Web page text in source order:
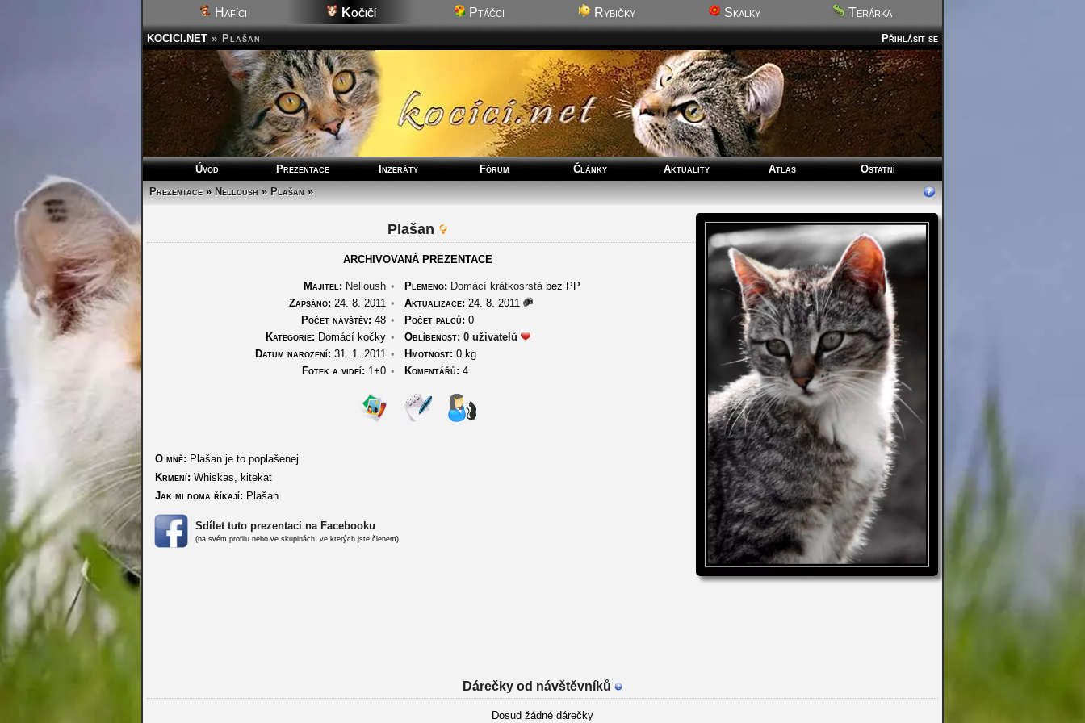
Hafíci Kočičí Ptáčci Rybičky Skalky Terárka
Přihlásit se
KOCICI.NET » Plašan
Úvod Prezentace Inzeráty Fórum Články Aktuality Atlas
Ostatní
Prezentace»Nelloush»Plašan»
Plašan
ARCHIVOVANÁ PREZENTACE
Majitel: Nelloush • Plemeno: Domácí krátkosrstábez PP
Zapsáno: 24. 8. 2011 • Aktualizace: 24. 8. 2011
Počet návštěv: 48 • Počet palců: 0
Kategorie: Domácí kočky • Oblíbenost: 0 uživatelů
Datum narození: 31. 1. 2011 • Hmotnost: 0 kg
Fotek a videí: 1+0 • Komentářů: 4
O mně: Plašan je to poplašenej
Krmení: Whiskas, kitekat
Jak mi doma říkají: Plašan
Sdílet tuto prezentaci na Facebooku
(na svém profilu nebo ve skupinách, ve kterých jste členem)
Dárečky od návštěvníků
Dosud žádné dárečky